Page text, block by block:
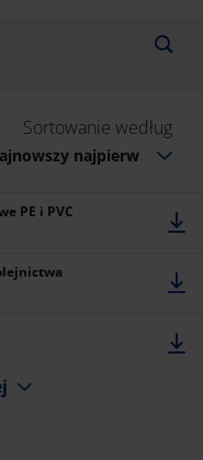
Sortowanie według
najpierw
PE i PVC